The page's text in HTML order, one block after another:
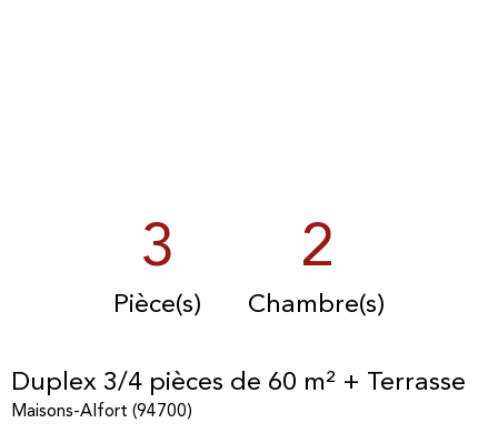
3
Pièce(s)
2
Chambre(s)
Duplex 3/4 pièces de 60 m² + Terrasse
Maisons-Alfort (94700)